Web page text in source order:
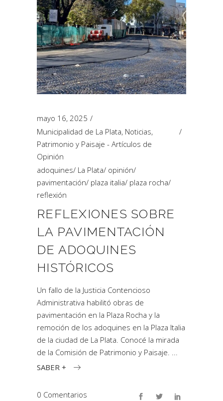
mayo 16, 2025
Municipalidad de La Plata, Noticias,
Patrimonio y Paisaje - Artículos de
Opinión
adoquines/ La Plata/ opinión/
pavimentación/ plaza italia/ plaza rocha/
reflexión
REFLEXIONES SOBRE
LA PAVIMENTACIÓN
DE ADOQUINES
HISTÓRICOS
Un fallo de la Justicia Contencioso
Administrativa habilitó obras de
pavimentación en la Plaza Rocha y la
remoción de los adoquines en la Plaza Italia
de la ciudad de La Plata. Conocé la mirada
de la Comisión de Patrimonio y Paisaje.
SABER +
0 Comentarios